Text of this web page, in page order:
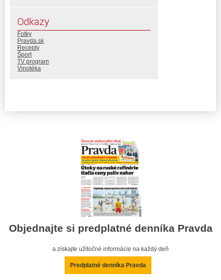
Odkazy
Fotky
Pravda.sk
Recepty
Šport
TV program
Vinotéka
Objednajte si predplatné denníka Pravda
a získajte užitočné informácie na každý deň
Predplatné denníka Pravda